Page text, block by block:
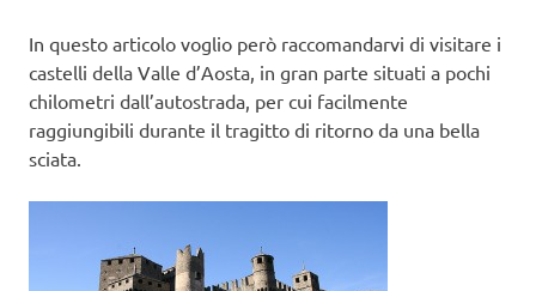
In questo articolo voglio però raccomandarvi di visitare i
castelli della Valle d’Aosta, in gran parte situati a pochi
chilometri dall’autostrada, per cui facilmente
raggiungibili durante il tragitto di ritorno da una bella
sciata.